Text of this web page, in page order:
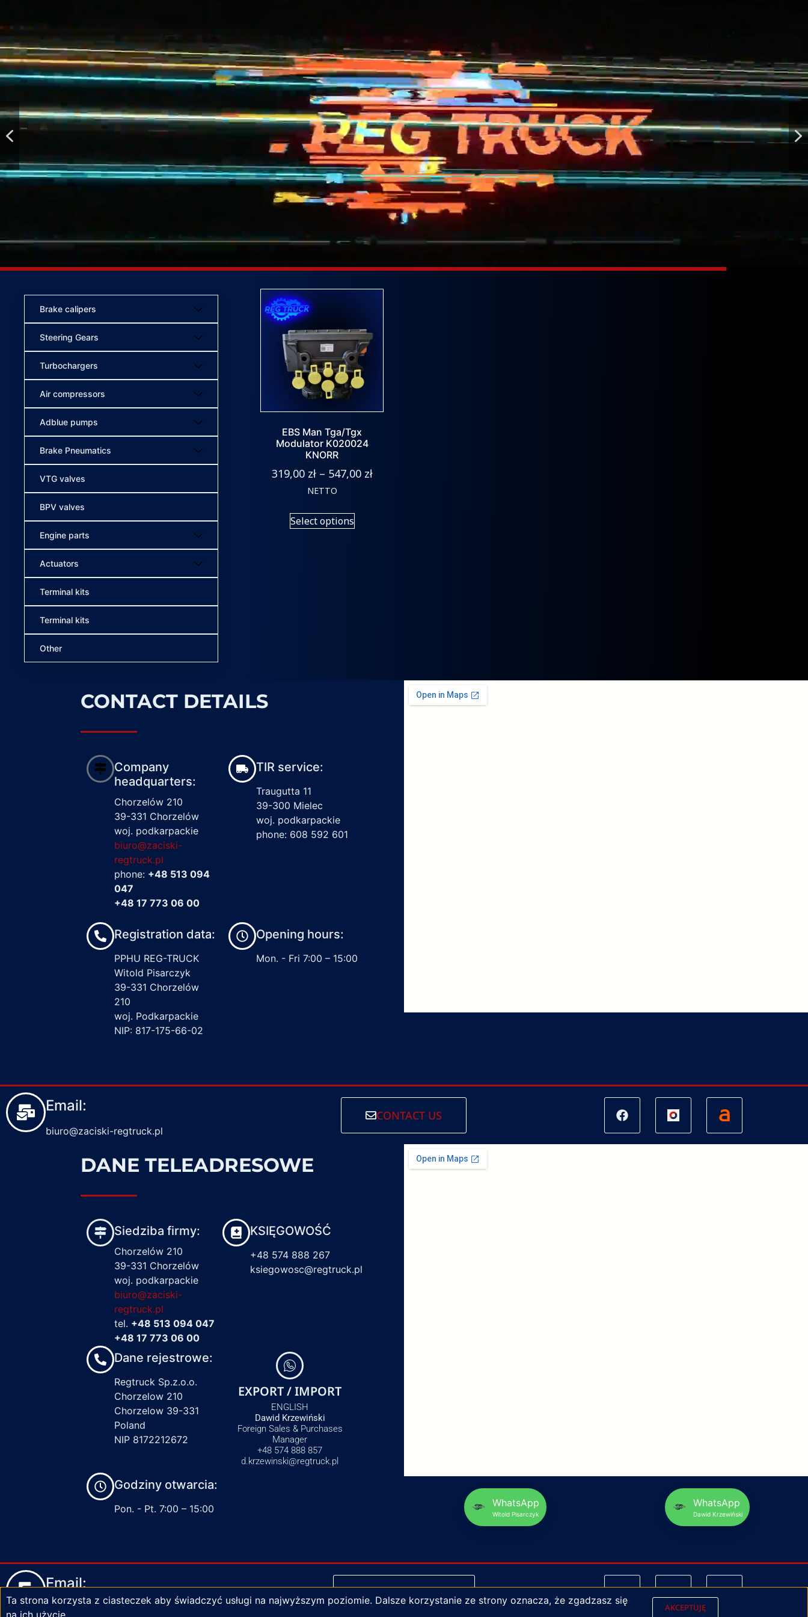
Brake calipers
Steering Gears
Turbochargers
Air compressors
Adblue pumps
Brake Pneumatics
VTG valves
BPV valves
Engine parts
Actuators
Terminal kits
Terminal kits
Other
EBS Man Tga/Tgx
Modulator K020024
KNORR
319,00 zł – 547,00 zł
NETTO
Select options
CONTACT DETAILS
Company
headquarters:
Chorzelów 210
39-331 Chorzelów
woj. podkarpackie
biuro@zaciski-
regtruck.pl
phone: +48 513 094
047
+48 17 773 06 00
TIR service:
Traugutta 11
39-300 Mielec
woj. podkarpackie
phone: 608 592 601
Registration data:
PPHU REG-TRUCK
Witold Pisarczyk
39-331 Chorzelów
210
woj. Podkarpackie
NIP: 817-175-66-02
Opening hours:
Mon. - Fri 7:00 – 15:00
Email:
biuro@zaciski-regtruck.pl
CONTACT US
DANE TELEADRESOWE
Siedziba firmy:
Chorzelów 210
39-331 Chorzelów
woj. podkarpackie
biuro@zaciski-
regtruck.pl
tel. +48 513 094 047
+48 17 773 06 00
KSIĘGOWOŚĆ
+48 574 888 267
ksiegowosc@regtruck.pl
Dane rejestrowe:
Regtruck Sp.z.o.o.
Chorzelow 210
Chorzelow 39-331
Poland
NIP 8172212672
EXPORT / IMPORT
ENGLISH
Dawid Krzewiński
Foreign Sales & Purchases
Manager
+48 574 888 857
d.krzewinski@regtruck.pl
Godziny otwarcia:
Pon. - Pt. 7:00 – 15:00
WhatsApp
Witold Pisarczyk
WhatsApp
Dawid Krzewiński
Email:
biuro@zaciski-regtruck.pl
NAPISZ DO NAS
Ta strona korzysta z ciasteczek aby świadczyć usługi na najwyższym poziomie. Dalsze korzystanie ze strony oznacza, że zgadzasz się
na ich użycie
AKCEPTUJĘ